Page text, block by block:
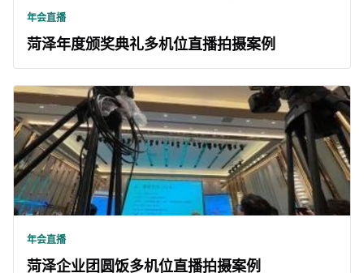
年会直播
菏泽年度颁奖典礼多机位直播拍摄案例
年会直播
菏泽企业团圆饭多机位直播拍摄案例